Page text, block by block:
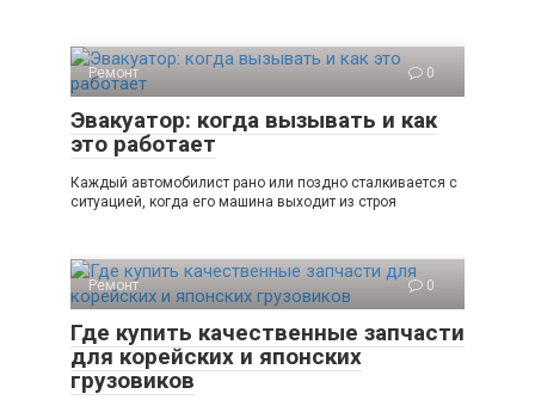
Ремонт 0
Эвакуатор: когда вызывать и как
это работает
Каждый автомобилист рано или поздно сталкивается с
ситуацией, когда его машина выходит из строя
Ремонт 0
Где купить качественные запчасти
для корейских и японских
грузовиков